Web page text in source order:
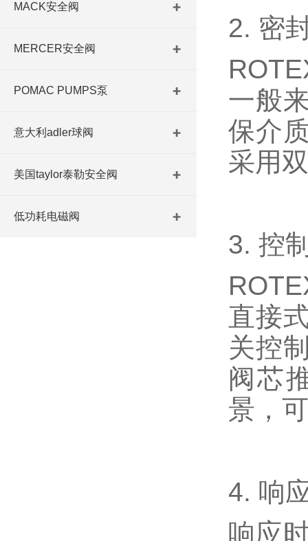
MACK安全阀
MERCER安全阀
POMAC PUMPS泵
意大利adler球阀
美国taylor泰勒安全阀
低功耗电磁阀
2. 密
一般
保介
采用
3. 控
直接
关控
阀芯
景，
4. 响
响应